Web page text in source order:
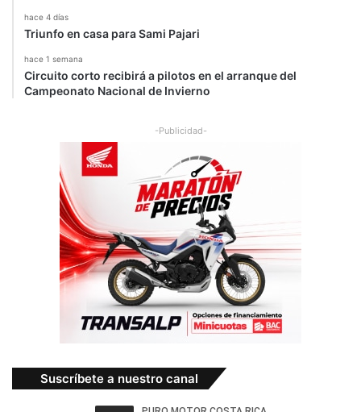
hace 4 días
Triunfo en casa para Sami Pajari
hace 1 semana
Circuito corto recibirá a pilotos en el arranque del
Campeonato Nacional de Invierno
-Publicidad-
Suscríbete a nuestro canal